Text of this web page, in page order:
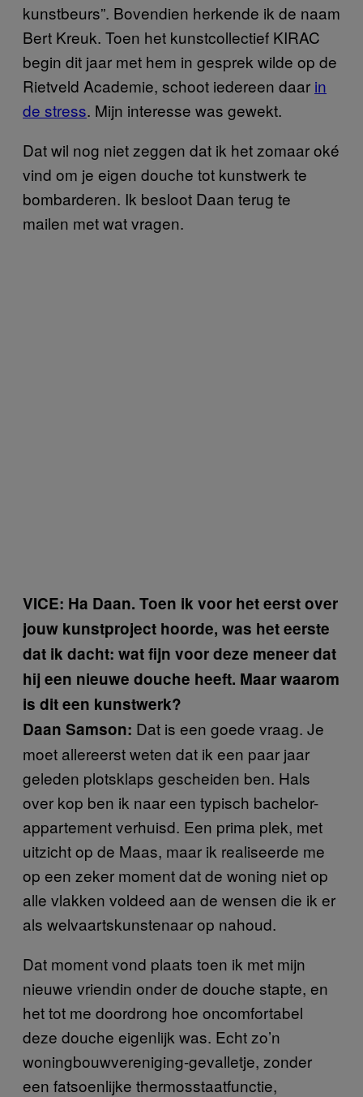
kunstbeurs”. Bovendien herkende ik de naam
Bert Kreuk. Toen het kunstcollectief KIRAC
begin dit jaar met hem in gesprek wilde op de
Rietveld Academie, schoot iedereen daar in
de stress. Mijn interesse was gewekt.
Dat wil nog niet zeggen dat ik het zomaar oké
vind om je eigen douche tot kunstwerk te
bombarderen. Ik besloot Daan terug te
mailen met wat vragen.
VICE: Ha Daan. Toen ik voor het eerst over
jouw kunstproject hoorde, was het eerste
dat ik dacht: wat fijn voor deze meneer dat
hij een nieuwe douche heeft. Maar waarom
is dit een kunstwerk?
Daan Samson: Dat is een goede vraag. Je
moet allereerst weten dat ik een paar jaar
geleden plotsklaps gescheiden ben. Hals
over kop ben ik naar een typisch bachelor-
appartement verhuisd. Een prima plek, met
uitzicht op de Maas, maar ik realiseerde me
op een zeker moment dat de woning niet op
alle vlakken voldeed aan de wensen die ik er
als welvaartskunstenaar op nahoud.
Dat moment vond plaats toen ik met mijn
nieuwe vriendin onder de douche stapte, en
het tot me doordrong hoe oncomfortabel
deze douche eigenlijk was. Echt zo’n
woningbouwvereniging-gevalletje, zonder
een fatsoenlijke thermosstaatfunctie,